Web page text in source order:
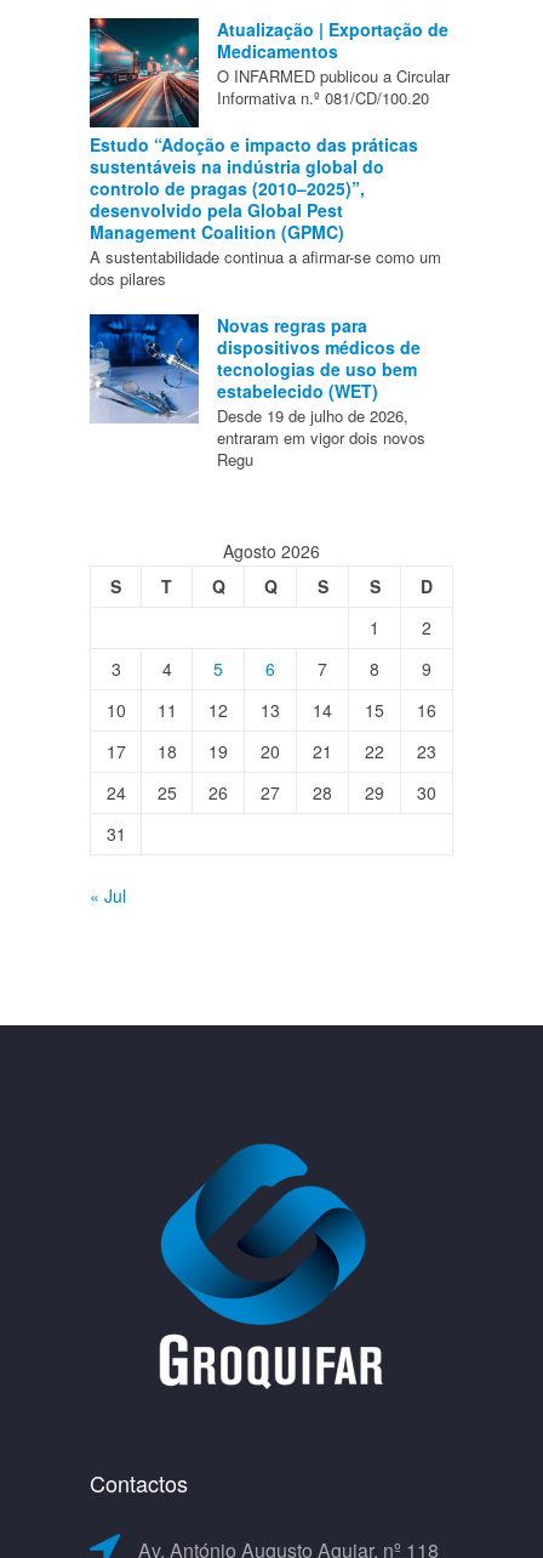
Atualização | Exportação de
Medicamentos
O INFARMED publicou a Circular
Informativa n.º 081/CD/100.20
Estudo “Adoção e impacto das práticas
sustentáveis na indústria global do
controlo de pragas (2010–2025)”,
desenvolvido pela Global Pest
Management Coalition (GPMC)
A sustentabilidade continua a afirmar-se como um
dos pilares
Novas regras para
dispositivos médicos de
tecnologias de uso bem
estabelecido (WET)
Desde 19 de julho de 2026,
entraram em vigor dois novos
Regu
Agosto 2026
S
T Q Q S S
D
1
2
3
4 5 6 7 8
9
10
11 12 13 14 15
16
17
18 19 20 21 22
23
24
25 26 27 28 29
30
31
« Jul
Contactos
Av. António Augusto Aguiar, nº 118